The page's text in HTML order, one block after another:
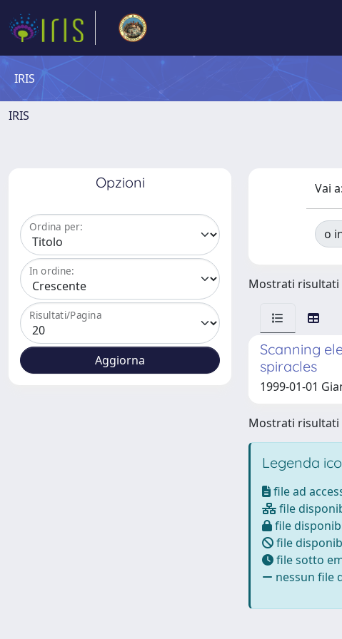
IRIS
IRIS
Opzioni
Ordina per:
In ordine:
Risultati/Pagina
Vai a:
o
Mostrati risultati
Scanning
spiracles
1999-01-01
Mostrati risultati
Legenda
file ad
file
file
file
file sotto
nessun file